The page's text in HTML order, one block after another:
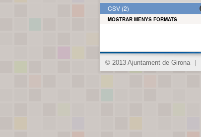
CSV (2)
MOSTRAR MENYS FORMATS
© 2013 Ajuntament de Girona